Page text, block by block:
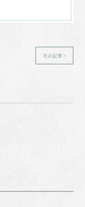
次の記事 >